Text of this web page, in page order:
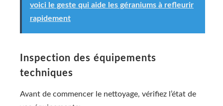
voici le geste qui aide les géraniums à refleurir
rapidement
Inspection des équipements
techniques
Avant de commencer le nettoyage, vérifiez l’état de